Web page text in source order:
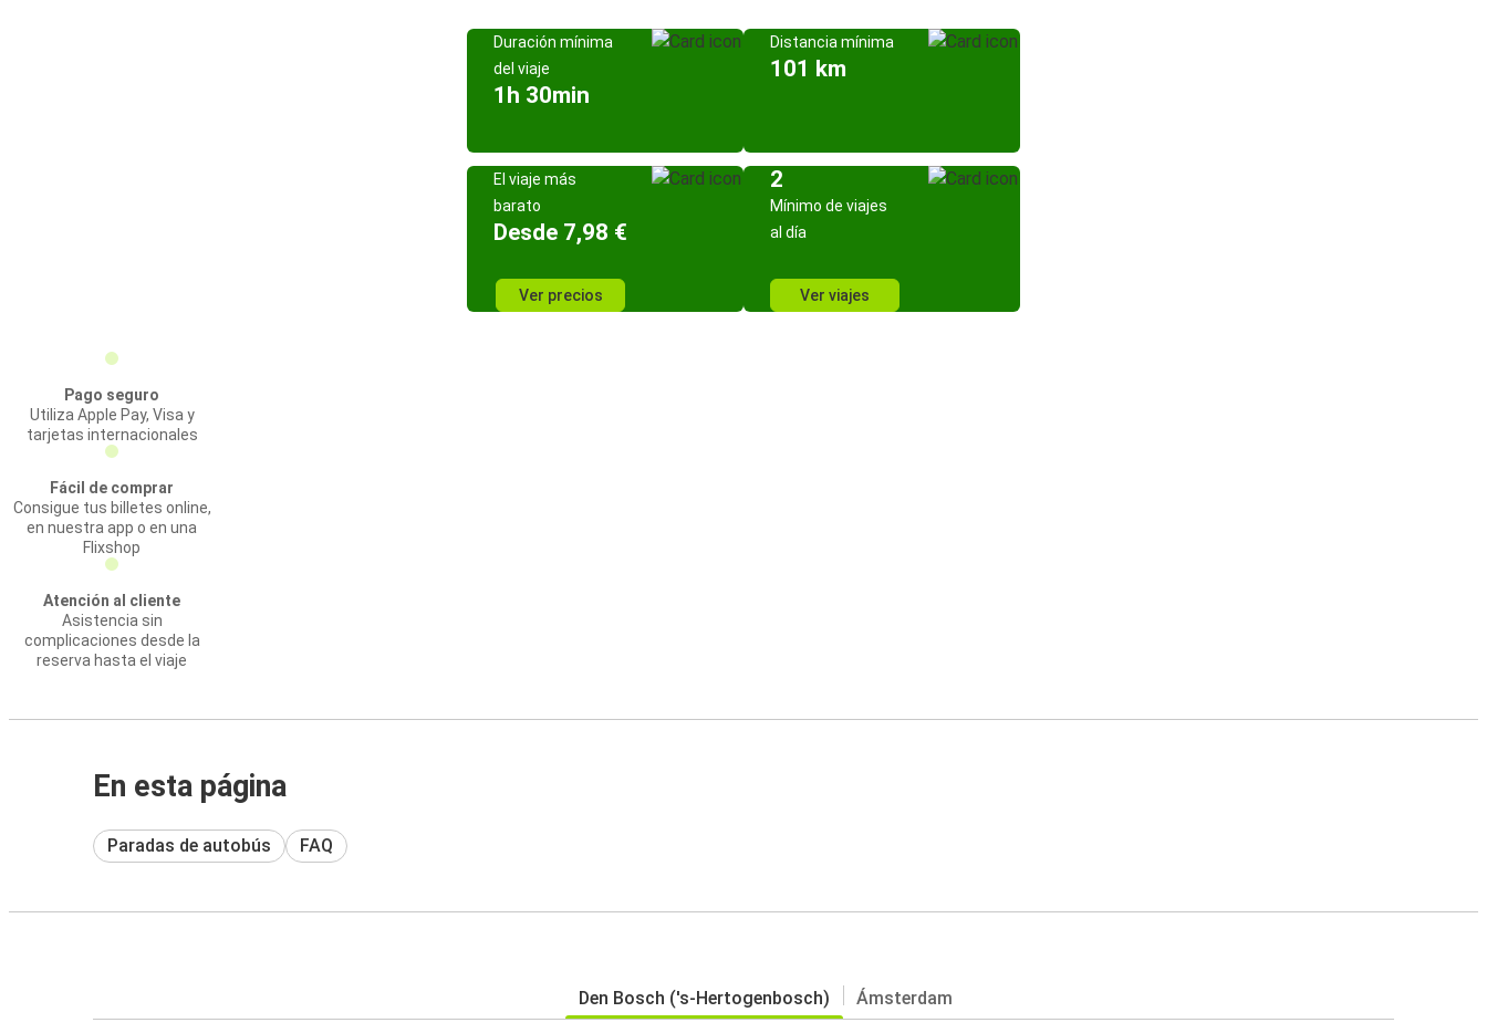
Duración mínima
del viaje
1h 30min
Distancia mínima
101 km
El viaje más
barato
Desde 7,98 €
Ver precios
2
Mínimo de viajes
al día
Ver viajes
Pago seguro
Utiliza Apple Pay, Visa y
tarjetas internacionales
Fácil de comprar
Consigue tus billetes online,
en nuestra app o en una
Flixshop
Atención al cliente
Asistencia sin
complicaciones desde la
reserva hasta el viaje
En esta página
Paradas de autobús FAQ
Den Bosch ('s-Hertogenbosch) Ámsterdam